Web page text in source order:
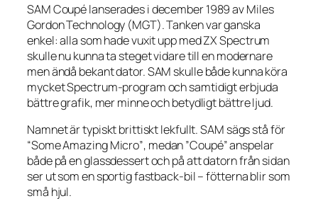
SAM Coupé lanserades i december 1989 av Miles
Gordon Technology (MGT). Tanken var ganska
enkel: alla som hade vuxit upp med ZX Spectrum
skulle nu kunna ta steget vidare till en modernare
men ändå bekant dator. SAM skulle både kunna köra
mycket Spectrum-program och samtidigt erbjuda
bättre grafik, mer minne och betydligt bättre ljud.
Namnet är typiskt brittiskt lekfullt. SAM sägs stå för
“Some Amazing Micro”, medan ”Coupé” anspelar
både på en glassdessert och på att datorn från sidan
ser ut som en sportig fastback-bil – fötterna blir som
små hjul.